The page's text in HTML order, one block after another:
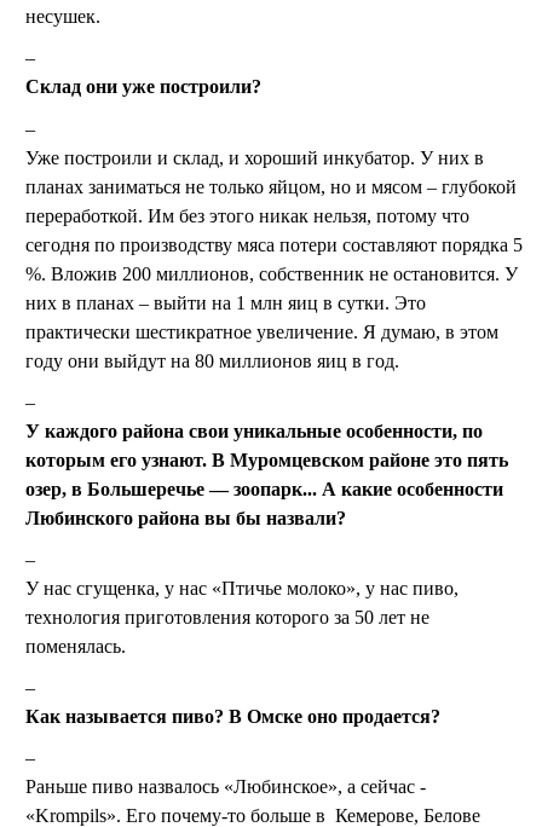
несушек.
Склад они уже построили?
Уже построили и склад, и хороший инкубатор. У них в
планах заниматься не только яйцом, но и мясом – глубокой
переработкой. Им без этого никак нельзя, потому что
сегодня по производству мяса потери составляют порядка 5
%. Вложив 200 миллионов, собственник не остановится. У
них в планах – выйти на 1 млн яиц в сутки. Это
практически шестикратное увеличение. Я думаю, в этом
году они выйдут на 80 миллионов яиц в год.
У каждого района свои уникальные особенности, по
которым его узнают. В Муромцевском районе это пять
озер, в Большеречье — зоопарк... А какие особенности
Любинского района вы бы назвали?
У нас сгущенка, у нас «Птичье молоко», у нас пиво,
технология приготовления которого за 50 лет не
поменялась.
Как называется пиво? В Омске оно продается?
Раньше пиво назвалось «Любинское», а сейчас -
«Krompils». Его почему-то больше в Кемерове, Белове